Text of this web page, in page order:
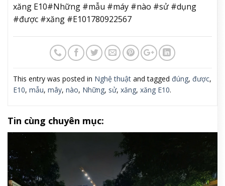
xăng E10#Những #mẫu #máy #nào #sử #dụng
#được #xăng #E101780922567
This entry was posted in Nghệ thuật and tagged đúng, được,
E10, mẫu, mây, nào, Những, sử, xăng, xăng E10.
Tin cùng chuyên mục: